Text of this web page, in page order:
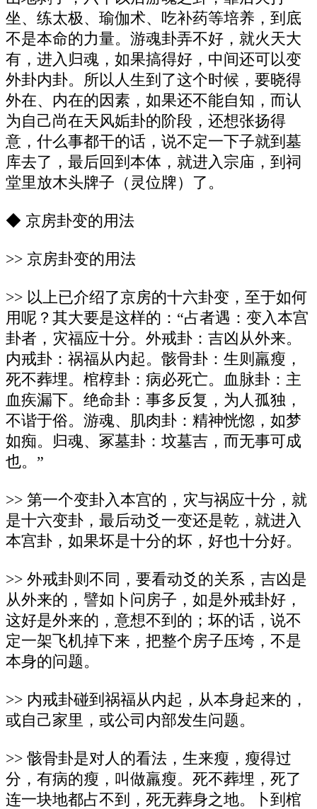
坐、练太极、瑜伽术、吃补药等培养，到底
不是本命的力量。游魂卦弄不好，就火天大
有，进入归魂，如果搞得好，中间还可以变
外卦内卦。所以人生到了这个时候，要晓得
外在、内在的因素，如果还不能自知，而认
为自己尚在天风姤卦的阶段，还想张扬得
意，什么事都干的话，说不定一下子就到墓
库去了，最后回到本体，就进入宗庙，到祠
堂里放木头牌子（灵位牌）了。
◆ 京房卦变的用法
>> 京房卦变的用法
>> 以上已介绍了京房的十六卦变，至于如何
用呢？其大要是这样的：“占者遇：变入本宫
卦者，灾福应十分。外戒卦：吉凶从外来。
内戒卦：祸福从内起。骸骨卦：生则羸瘦，
死不葬埋。棺椁卦：病必死亡。血脉卦：主
血疾漏下。绝命卦：事多反复，为人孤独，
不谐于俗。游魂、肌肉卦：精神恍惚，如梦
如痴。归魂、冢墓卦：坟墓吉，而无事可成
也。”
>> 第一个变卦入本宫的，灾与祸应十分，就
是十六变卦，最后动爻一变还是乾，就进入
本宫卦，如果坏是十分的坏，好也十分好。
>> 外戒卦则不同，要看动爻的关系，吉凶是
从外来的，譬如卜问房子，如是外戒卦好，
这好是外来的，意想不到的；坏的话，说不
定一架飞机掉下来，把整个房子压垮，不是
本身的问题。
>> 内戒卦碰到祸福从内起，从本身起来的，
或自己家里，或公司内部发生问题。
>> 骸骨卦是对人的看法，生来瘦，瘦得过
分，有病的瘦，叫做羸瘦。死不葬埋，死了
连一块地都占不到，死无葬身之地。卜到棺